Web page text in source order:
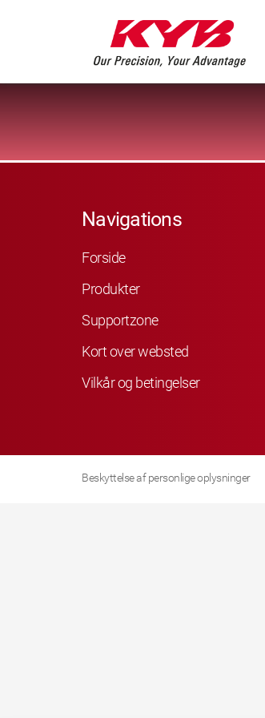
Navigations
Forside
Produkter
Supportzone
Kort over websted
Vilkår og betingelser
Beskyttelse af personlige oplysninger